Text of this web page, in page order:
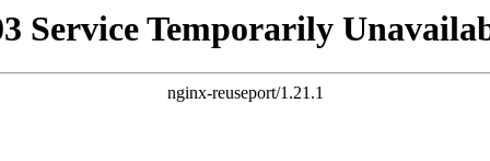
Service Temporarily
nginx-reuseport/1.21.1